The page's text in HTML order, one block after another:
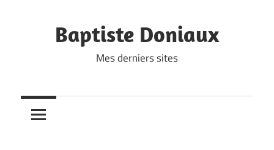
Baptiste Doniaux
Mes derniers sites